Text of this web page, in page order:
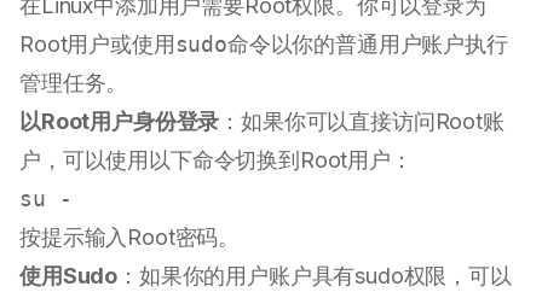
在Linux中添加用户需要Root权限。你可以登录为
Root用户或使用 sudo命令以你的普通用户账户执行
管理任务。
以Root用户身份登录 ：如果你可以直接访问Root账
户，可以使用以下命令切换到Root用户：
按提示输入Root密码。
使用Sudo ：如果你的用户账户具有sudo权限，可以